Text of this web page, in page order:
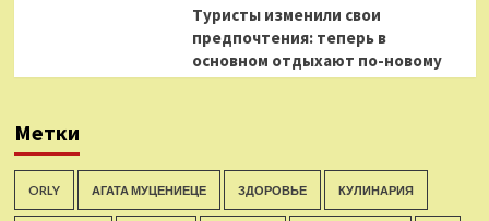
Туристы изменили свои
предпочтения: теперь в
основном отдыхают по-новому
Метки
ORLY АГАТА МУЦЕНИЕЦЕ ЗДОРОВЬЕ КУЛИНАРИЯ